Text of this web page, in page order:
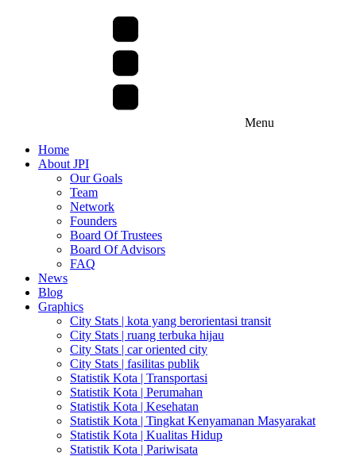
Menu
Home
About JPI
Our Goals
Team
Network
Founders
Board Of Trustees
Board Of Advisors
FAQ
News
Blog
Graphics
City Stats | kota yang berorientasi transit
City Stats | ruang terbuka hijau
City Stats | car oriented city
City Stats | fasilitas publik
Statistik Kota | Transportasi
Statistik Kota | Perumahan
Statistik Kota | Kesehatan
Statistik Kota | Tingkat Kenyamanan Masyarakat
Statistik Kota | Kualitas Hidup
Statistik Kota | Pariwisata